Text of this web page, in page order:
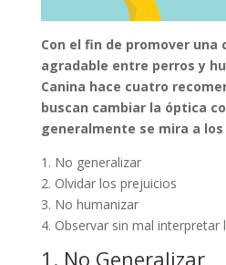
Con el fin de promover una
agradable entre perros y
Canina hace cuatro
buscan cambiar la óptica
generalmente se mira a los
1. No generalizar
2. Olvidar los prejuicios
3. No humanizar
4. Observar sin mal interpretar
1. No Generalizar